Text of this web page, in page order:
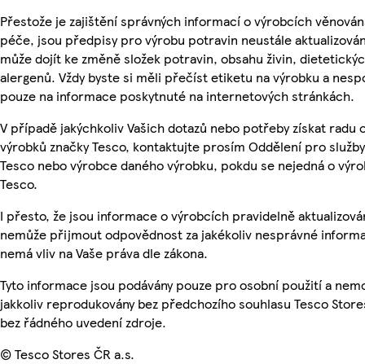
Přestože je zajištění správných informací o výrobcích
péče, jsou předpisy pro výrobu potravin neustále
může dojít ke změně složek potravin, obsahu živin,
alergenů. Vždy byste si měli přečíst etiketu na výrobku a
pouze na informace poskytnuté na internetových stránkách.
V případě jakýchkoliv Vašich dotazů nebo potřeby získat radu
výrobků značky Tesco, kontaktujte prosím Oddělení pro
Tesco nebo výrobce daného výrobku, pokdu se nejedná o
Tesco.
I přesto, že jsou informace o výrobcích pravidelně
nemůže přijmout odpovědnost za jakékoliv nesprávné
nemá vliv na Vaše práva dle zákona.
Tyto informace jsou podávány pouze pro osobní použití a
jakkoliv reprodukovány bez předchozího souhlasu Tesco
bez řádného uvedení zdroje.
© Tesco Stores ČR a.s.